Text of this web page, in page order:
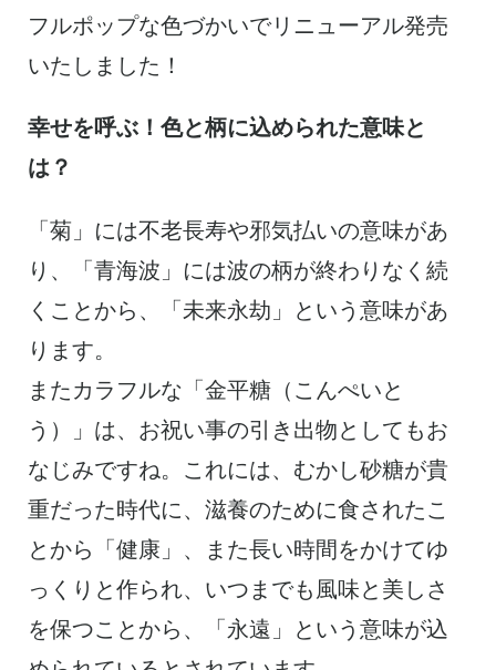
フルポップな色づかいでリニューアル発売
いたしました！
幸せを呼ぶ！色と柄に込められた意味と
は？
「菊」には不老長寿や邪気払いの意味があ
り、「青海波」には波の柄が終わりなく続
くことから、「未来永劫」という意味があ
ります。
またカラフルな「金平糖（こんぺいと
う）」は、お祝い事の引き出物としてもお
なじみですね。これには、むかし砂糖が貴
重だった時代に、滋養のために食されたこ
とから「健康」、また長い時間をかけてゆ
っくりと作られ、いつまでも風味と美しさ
を保つことから、「永遠」という意味が込